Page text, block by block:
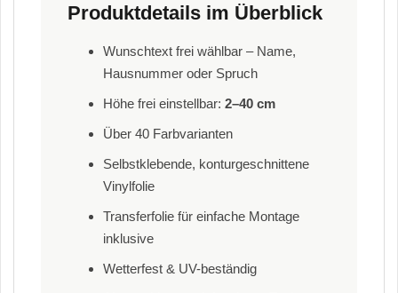
Produktdetails im Überblick
Wunschtext frei wählbar – Name,
Hausnummer oder Spruch
Höhe frei einstellbar: 2–40 cm
Über 40 Farbvarianten
Selbstklebende, konturgeschnittene
Vinylfolie
Transferfolie für einfache Montage
inklusive
Wetterfest & UV-beständig